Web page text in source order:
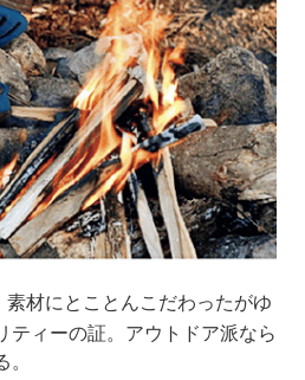
素材にとことんこだわったがゆ
ティーの証。アウトドア派なら